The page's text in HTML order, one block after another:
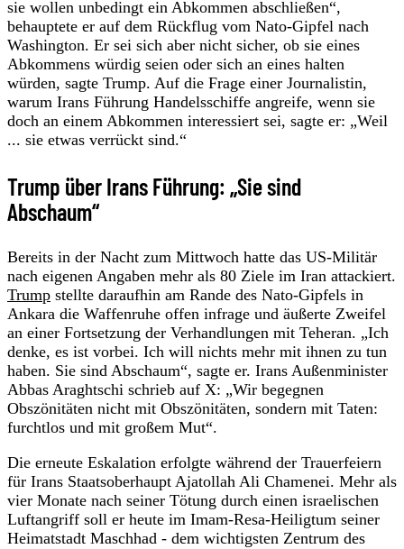
sie wollen unbedingt ein Abkommen abschließen“,
behauptete er auf dem Rückflug vom Nato-Gipfel nach
Washington. Er sei sich aber nicht sicher, ob sie eines
Abkommens würdig seien oder sich an eines halten
würden, sagte Trump. Auf die Frage einer Journalistin,
warum Irans Führung Handelsschiffe angreife, wenn sie
doch an einem Abkommen interessiert sei, sagte er: „Weil
... sie etwas verrückt sind.“
Trump über Irans Führung: „Sie sind
Abschaum“
Bereits in der Nacht zum Mittwoch hatte das US-Militär
nach eigenen Angaben mehr als 80 Ziele im Iran attackiert.
Trump stellte daraufhin am Rande des Nato-Gipfels in
Ankara die Waffenruhe offen infrage und äußerte Zweifel
an einer Fortsetzung der Verhandlungen mit Teheran. „Ich
denke, es ist vorbei. Ich will nichts mehr mit ihnen zu tun
haben. Sie sind Abschaum“, sagte er. Irans Außenminister
Abbas Araghtschi schrieb auf X: „Wir begegnen
Obszönitäten nicht mit Obszönitäten, sondern mit Taten:
furchtlos und mit großem Mut“.
Die erneute Eskalation erfolgte während der Trauerfeiern
für Irans Staatsoberhaupt Ajatollah Ali Chamenei. Mehr als
vier Monate nach seiner Tötung durch einen israelischen
Luftangriff soll er heute im Imam-Resa-Heiligtum seiner
Heimatstadt Maschhad - dem wichtigsten Zentrum des